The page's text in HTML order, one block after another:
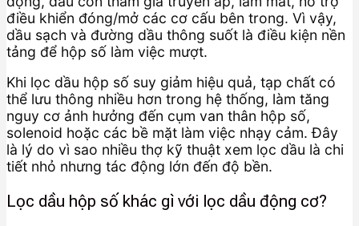
điều khiển đóng/mở các cơ cấu bên trong. Vì vậy,
dầu sạch và đường dầu thông suốt là điều kiện nền
tảng để hộp số làm việc mượt.
Khi lọc dầu hộp số suy giảm hiệu quả, tạp chất có
thể lưu thông nhiều hơn trong hệ thống, làm tăng
nguy cơ ảnh hưởng đến cụm van thân hộp số,
solenoid hoặc các bề mặt làm việc nhạy cảm. Đây
là lý do vì sao nhiều thợ kỹ thuật xem lọc dầu là chi
tiết nhỏ nhưng tác động lớn đến độ bền.
Lọc dầu hộp số khác gì với lọc dầu động cơ?